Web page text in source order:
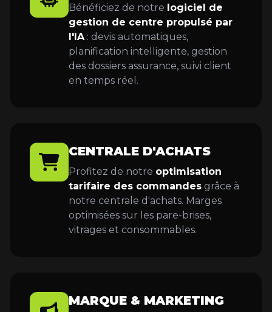
Bénéficiez de notre logiciel de
gestion de centre propulsé par
l'IA: devis automatiques,
planification intelligente, gestion
des dossiers assurance, suivi client
en temps réel.
CENTRALE D'ACHATS
Profitez de notre optimisation
tarifaire des commandes grâce à
notre centrale d'achats. Marges
optimisées sur les pare-brises,
vitrages et consommables.
MARQUE & MARKETING